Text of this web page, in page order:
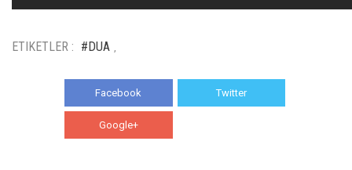
ETIKETLER : #DUA
Facebook Twitter
Google+